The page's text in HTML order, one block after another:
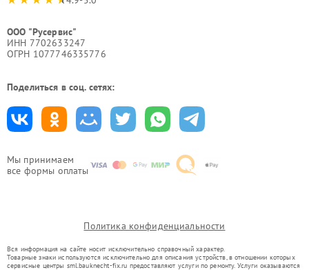
Мы принимаем
все формы оплаты
ООО "Русервис"
ИНН 7702633247
ОГРН 1077746335776
Поделиться в соц. сетях:
Политика конфиденциальности
Вся информация на сайте носит исключительно справочный характер.
Товарные знаки используются исключительно для описания устройств, в отношении которых
сервисные центры sml.bauknecht-fix.ru предоставляют услуги по ремонту. Услуги оказываются